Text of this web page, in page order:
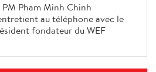
PM Pham Minh Chinh
au téléphone avec le
fondateur du WEF